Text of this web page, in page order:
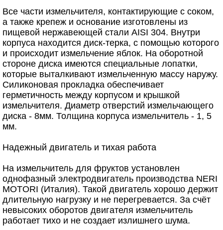
Все части измельчителя, контактирующие с соком,
а также крепеж и основание изготовлены из
пищевой нержавеющей стали AISI 304. Внутри
корпуса находится диск-терка, с помощью которого
и происходит измельчение яблок. На оборотной
стороне диска имеются специальные лопатки,
которые выталкивают измельченную массу наружу.
Силиконовая прокладка обеспечивает
герметичность между корпусом и крышкой
измельчителя. Диаметр отверстий измельчающего
диска - 8мм. Толщина корпуса измельчитель - 1, 5
мм.
Надежный двигатель и тихая работа
На измельчитель для фруктов установлен
однофазный электродвигатель производства NERI
MOTORI (Италия). Такой двигатель хорошо держит
длительную нагрузку и не перегревается. За счёт
невысоких оборотов двигателя измельчитель
работает тихо и не создает излишнего шума.